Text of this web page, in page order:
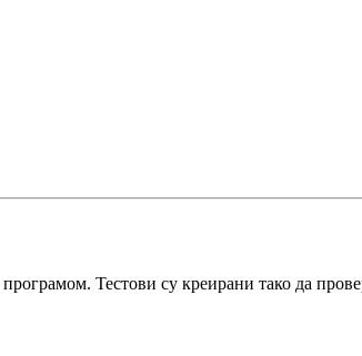
Тестови су креирани тако да